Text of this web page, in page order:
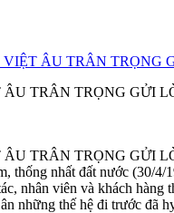
ÂU TRÂN TRỌNG
TRÂN TRỌNG GỬI
TRÂN TRỌNG GỬI
thống nhất đất nước (30/
nhân viên và khách hàng
những thế hệ đi trước